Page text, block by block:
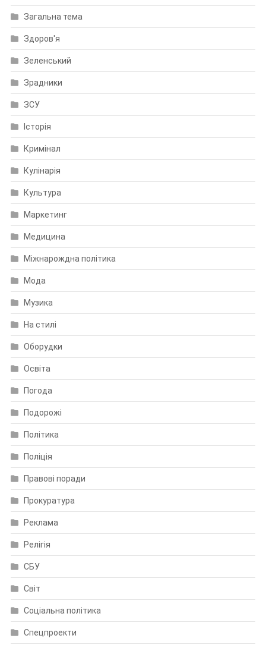
Загальна тема
Здоров'я
Зеленський
Зрадники
ЗСУ
Історія
Кримінал
Кулінарія
Культура
Маркетинг
Медицина
Міжнарождна політика
Мода
Музика
На стилі
Оборудки
Освіта
Погода
Подорожі
Політика
Поліція
Правові поради
Прокуратура
Реклама
Релігія
СБУ
Світ
Соціальна політика
Спецпроекти